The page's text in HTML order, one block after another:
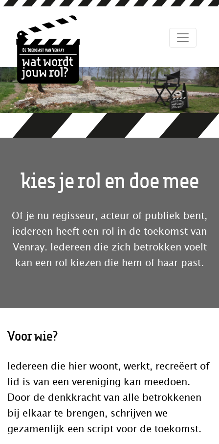
kies je rol en doe mee
Of je nu regisseur, acteur of publiek bent,
iedereen heeft een rol in de toekomst van
Venray. Iedereen die zich betrokken voelt
kan een rol kiezen die hem of haar past.
Voor wie?
Iedereen die hier woont, werkt, recreëert of
lid is van een vereniging kan meedoen.
Door de denkkracht van alle betrokkenen
bij elkaar te brengen, schrijven we
gezamenlijk een script voor de toekomst.